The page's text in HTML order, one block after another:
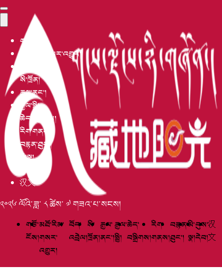
གཙོ་ངོས།
མཐོ་རིམ་གསར་འགྱུར།
སི་ཁྲོན།
རྒྱལ་ནང་།
རྒྱལ་སྤྱི།
ཆེད་བསྒྲིགས།
རིག་གནས།
བརྙན་ཐུང་།
མི་སྣ།
དུས་དེབ།
汉文
༢༠༢༦ ལོའི་ཟླ་ ༨ ཚེས་ ༧ གཟའ་པ་སངས།
གཙོ་
ངོས།
མཐོ་རིམ་
གསར་
འགྱུར།
བོད་
འབྲེལ།
སི་
ཁྲོན།
རྒྱལ་
ནང་།
རྒྱལ་
སྤྱི།
ཆེད་
བསྒྲིགས།
རིག་
གནས།
བརྙན་
ཐུང་།
མི་
སྣ།
དུས་
དེབ།
汉
文